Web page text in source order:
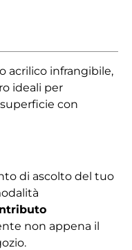
acrilico infrangibile,
ideali per
con
di ascolto del tuo
non appena il